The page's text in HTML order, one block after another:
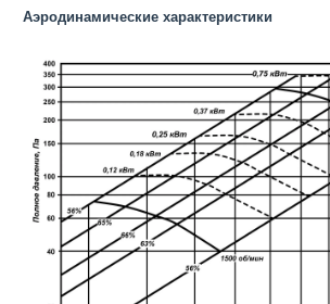
Аэродинамические характеристики